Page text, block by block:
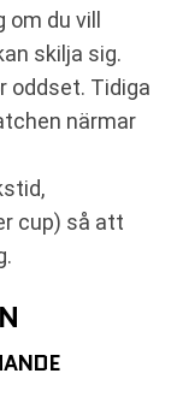
om du vill
skilja sig.
oddset. Tidiga
närmar
cup) så att